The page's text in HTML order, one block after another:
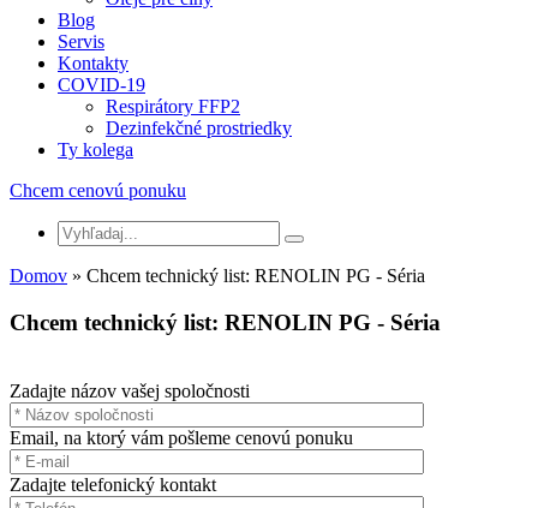
Blog
Servis
Kontakty
COVID-19
Respirátory FFP2
Dezinfekčné prostriedky
Ty kolega
Chcem cenovú ponuku
Domov » Chcem technický list: RENOLIN PG - Séria
Chcem technický list: RENOLIN PG - Séria
Zadajte názov vašej spoločnosti
Email, na ktorý vám pošleme cenovú ponuku
Zadajte telefonický kontakt